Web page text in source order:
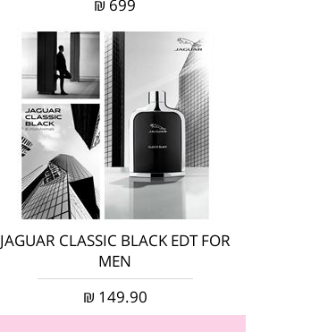
699
₪
JAGUAR CLASSIC BLACK EDT FOR
MEN
149.90
₪